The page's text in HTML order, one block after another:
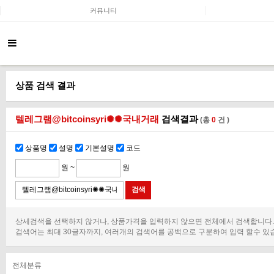
커뮤니티
상품 검색 결과
텔레그램@bitcoinsyri✺✺국내거래 검색결과(총 0 건 )
상품명 설명 기본설명 코드
원 ~ 원
상세검색을 선택하지 않거나, 상품가격을 입력하지 않으면 전체에서 검색합니다.
검색어는 최대 30글자까지, 여러개의 검색어를 공백으로 구분하여 입력 할수 있
전체분류